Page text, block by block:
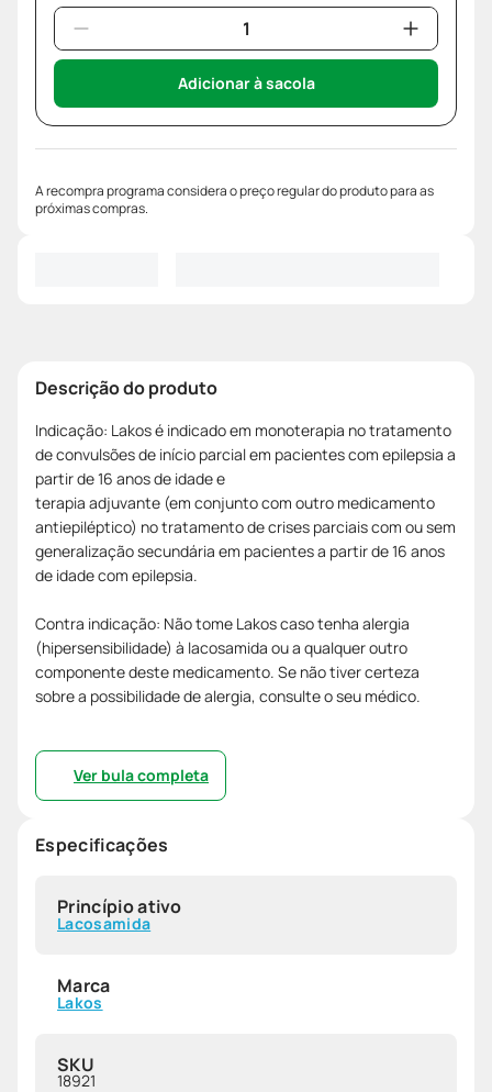
Adicionar à sacola
A recompra programa considera o preço regular do produto para as
próximas compras.
Descrição do produto
Indicação: Lakos é indicado em monoterapia no tratamento
de convulsões de início parcial em pacientes com epilepsia a
partir de 16 anos de idade e
terapia adjuvante (em conjunto com outro medicamento
antiepiléptico) no tratamento de crises parciais com ou sem
generalização secundária em pacientes a partir de 16 anos
de idade com epilepsia.
Contra indicação: Não tome Lakos caso tenha alergia
(hipersensibilidade) à lacosamida ou a qualquer outro
componente deste medicamento. Se não tiver certeza
sobre a possibilidade de alergia, consulte o seu médico.
Ver bula completa
Especificações
Princípio ativo
Lacosamida
Marca
Lakos
SKU
18921